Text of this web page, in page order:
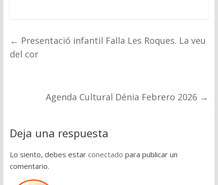
← Presentació infantil Falla Les Roques. La veu
del cor
Agenda Cultural Dénia Febrero 2026 →
Deja una respuesta
Lo siento, debes estar conectado para publicar un
comentario.